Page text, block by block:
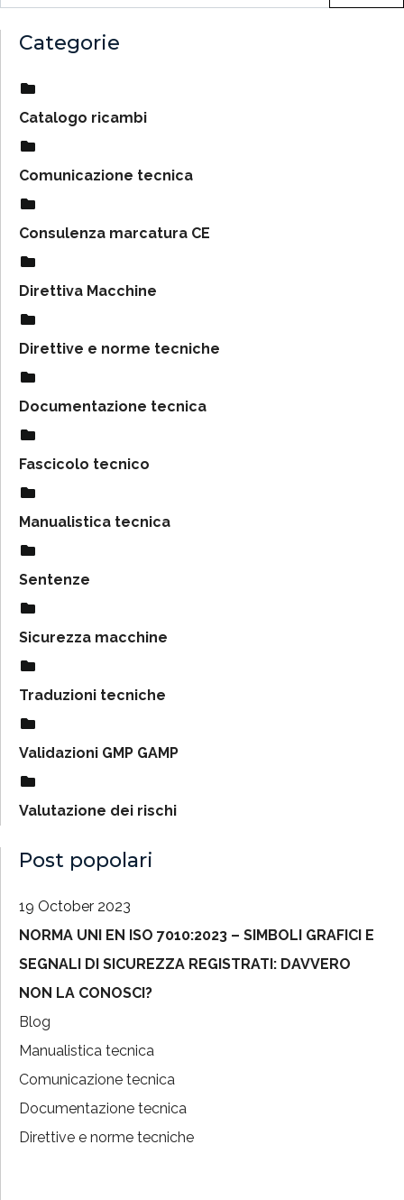
Categorie
Catalogo ricambi
Comunicazione tecnica
Consulenza marcatura CE
Direttiva Macchine
Direttive e norme tecniche
Documentazione tecnica
Fascicolo tecnico
Manualistica tecnica
Sentenze
Sicurezza macchine
Traduzioni tecniche
Validazioni GMP GAMP
Valutazione dei rischi
Post popolari
19 October 2023
NORMA UNI EN ISO 7010:2023 – SIMBOLI GRAFICI E
SEGNALI DI SICUREZZA REGISTRATI: DAVVERO
NON LA CONOSCI?
Blog
Manualistica tecnica
Comunicazione tecnica
Documentazione tecnica
Direttive e norme tecniche